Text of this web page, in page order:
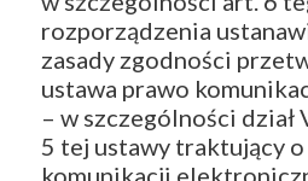
rozporządzenia
zasady zgodności
ustawa prawo
– w szczególności dział
5 tej ustawy traktujący
komunikacji